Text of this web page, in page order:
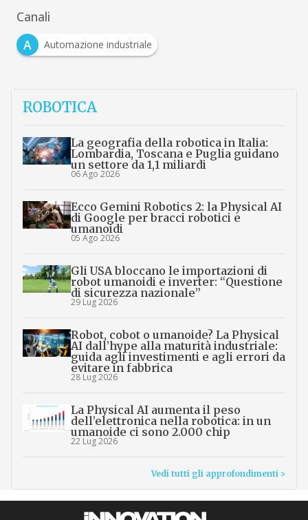
Canali
A
Automazione industriale
ROBOTICA
La geografia della robotica in Italia:
Lombardia, Toscana e Puglia guidano
un settore da 1,1 miliardi
06 Ago 2026
Ecco Gemini Robotics 2: la Physical AI
di Google per bracci robotici e
umanoidi
05 Ago 2026
Gli USA bloccano le importazioni di
robot umanoidi e inverter: “Questione
di sicurezza nazionale”
29 Lug 2026
Robot, cobot o umanoide? La Physical
AI dall’hype alla maturità industriale:
guida agli investimenti e agli errori da
evitare in fabbrica
28 Lug 2026
La Physical AI aumenta il peso
dell’elettronica nella robotica: in un
umanoide ci sono 2.000 chip
22 Lug 2026
Vedi tutti gli approfondimenti >